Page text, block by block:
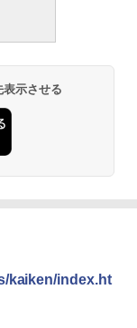
示させる
kaiken/index.ht